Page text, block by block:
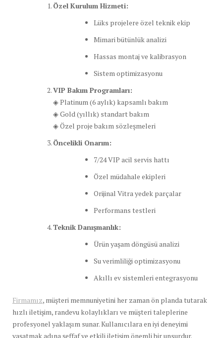
Özel Kurulum Hizmeti:
Lüks projelere özel teknik ekip
Mimari bütünlük analizi
Hassas montaj ve kalibrasyon
Sistem optimizasyonu
VIP Bakım Programları:
◈ Platinum (6 aylık) kapsamlı bakım
◈ Gold (yıllık) standart bakım
◈ Özel proje bakım sözleşmeleri
Öncelikli Onarım:
7/24 VIP acil servis hattı
Özel müdahale ekipleri
Orijinal Vitra yedek parçalar
Performans testleri
Teknik Danışmanlık:
Ürün yaşam döngüsü analizi
Su verimliliği optimizasyonu
Akıllı ev sistemleri entegrasyonu
Firmamız, müşteri memnuniyetini her zaman ön planda tutarak
hızlı iletişim, randevu kolaylıkları ve müşteri taleplerine
profesyonel yaklaşım sunar. Kullanıcılara en iyi deneyimi
yaşatmak adına şeffaf ve etkili iletişim önemli bir unsurdur.